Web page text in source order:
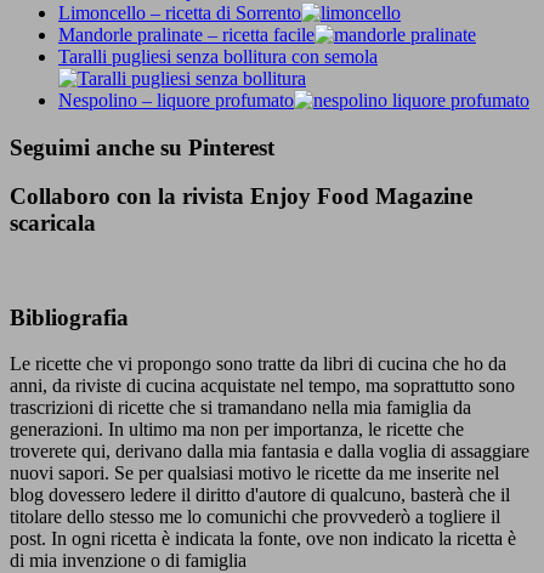
Limoncello – ricetta di Sorrento
Mandorle pralinate – ricetta facile
Taralli pugliesi senza bollitura con semola
Nespolino – liquore profumato
Seguimi anche su Pinterest
Collaboro con la rivista Enjoy Food Magazine
scaricala
Bibliografia
Le ricette che vi propongo sono tratte da libri di cucina che ho da
anni, da riviste di cucina acquistate nel tempo, ma soprattutto sono
trascrizioni di ricette che si tramandano nella mia famiglia da
generazioni. In ultimo ma non per importanza, le ricette che
troverete qui, derivano dalla mia fantasia e dalla voglia di assaggiare
nuovi sapori. Se per qualsiasi motivo le ricette da me inserite nel
blog dovessero ledere il diritto d'autore di qualcuno, basterà che il
titolare dello stesso me lo comunichi che provvederò a togliere il
post. In ogni ricetta è indicata la fonte, ove non indicato la ricetta è
di mia invenzione o di famiglia